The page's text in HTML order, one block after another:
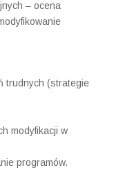
– ocena
trudnych (strategie
modyfikacji w
programów.